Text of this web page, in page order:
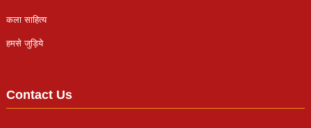
कला साहित्य
हमसे जुड़िये
Contact Us